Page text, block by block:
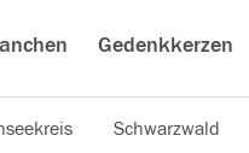
Gedenkkerzen
Schwarzwald